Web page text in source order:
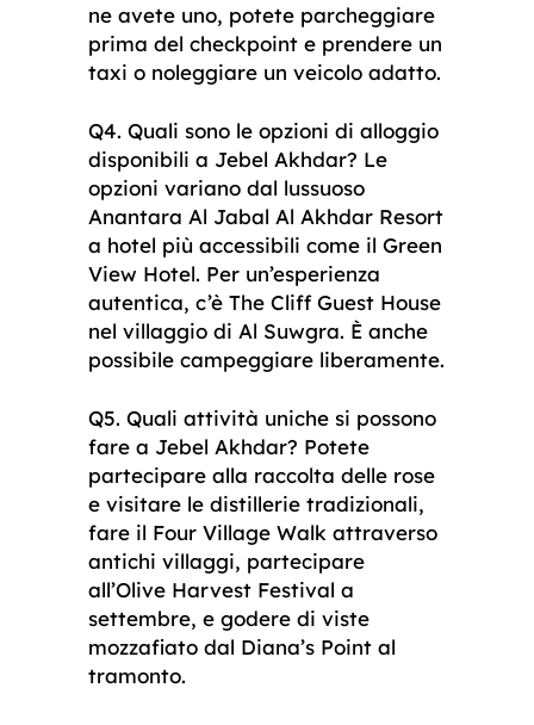
ne avete uno, potete parcheggiare
prima del checkpoint e prendere un
taxi o noleggiare un veicolo adatto.
Q4. Quali sono le opzioni di alloggio
disponibili a Jebel Akhdar? Le
opzioni variano dal lussuoso
Anantara Al Jabal Al Akhdar Resort
a hotel più accessibili come il Green
View Hotel. Per un’esperienza
autentica, c’è The Cliff Guest House
nel villaggio di Al Suwgra. È anche
possibile campeggiare liberamente.
Q5. Quali attività uniche si possono
fare a Jebel Akhdar? Potete
partecipare alla raccolta delle rose
e visitare le distillerie tradizionali,
fare il Four Village Walk attraverso
antichi villaggi, partecipare
all’Olive Harvest Festival a
settembre, e godere di viste
mozzafiato dal Diana’s Point al
tramonto.